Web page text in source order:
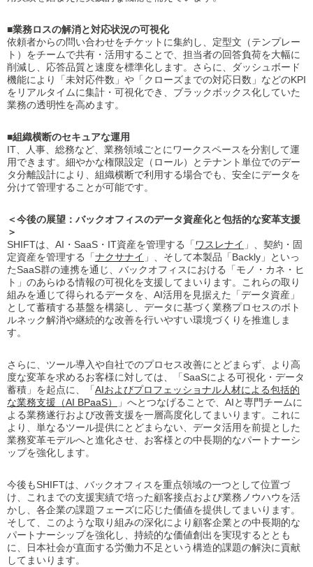
■業務ロスの解消と対応状況の可視化
依頼者からの問い合わせをチケットに集約し、定型文（テンプレー
ト）をチームで共有・活用することで、担当者の回答負荷を大幅に
削減し、応答品質と速度を標準化します。さらに、ダッシュボード
機能により「未対応件数」や「クローズまでの対応日数」などのKPI
をリアルタイムに集計・可視化でき、ブラックボックス化していた
業務の透明性を高めます。
■組織横断のセキュアな運用
IT、人事、総務など、業務領域ごとにワークスペースを分割して運
用できます。細やかな権限設定（ロール）とテナント単位でのデー
タ分離設計により、組織横断で利用する場合でも、安全にデータを
分けて管理することが可能です。
＜今後の展望：バックオフィスのデータ資産化と包括的な変革支援
＞
SHIFTは、AI・SaaS・IT資産を管理する「 ワスレナイ 」、契約・固
定資産を管理する「ナクサナイ 」、そして本製品「Backly」といっ
たSaaS群の連携を通じ、バックオフィスにおける「モノ・カネ・ヒ
ト」のあらゆる情報の可視化を支援してまいります。これらの取り
組みを通じて得られるデータを、AI活用を見据えた「データ資産」
として蓄積する基盤を構築し、データに基づく業務プロセスのボト
ルネック解消や継続的な改善を行いやすい環境づくりを推進しま
す。
さらに、ツール導入や自社でのプロセス改善にとどまらず、より高
度な変革を求めるお客様に対しては、「SaaSによる可視化・データ
蓄積」を起点に、「AIおよびプロフェッショナル人材による包括的
な業務支援（AI BPaaS）
」へとつなげることで、AIと専門チームに
よる業務遂行および改善支援を一層高度化してまいります。これに
より、単なるツール提供にとどまらない、データ活用を前提とした
業務変革モデルへと進化させ、お客様との中長期的なパートナーシ
ップを強化します。
今後もSHIFTは、バックオフィスを重点領域の一つとして位置づ
け、これまでの支援実績で培った顧客接点および業務ノウハウを活
かし、各企業の課題フェーズに応じた価値を提供してまいります。
そして、このような取り組みの深化により顧客企業との中長期的な
パートナーシップを強化し、持続的な価値創出を実現するととも
に、日本社会が直面する労働力不足という構造的課題の解決に貢献
してまいります。